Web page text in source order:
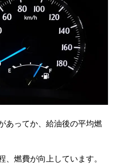
あってか、給油後の平均燃
、燃費が向上しています。